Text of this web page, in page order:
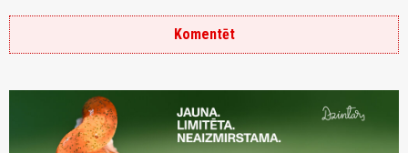
Komentēt